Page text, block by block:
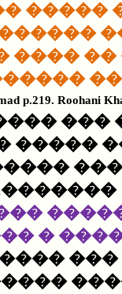
��
����
p.219. Roohani
�����
�